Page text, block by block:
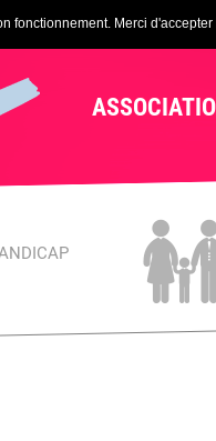
fonctionnement. Merci